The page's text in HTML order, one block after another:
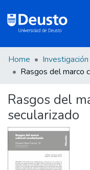
DeustoTeka
Communities
&
Collections
All of DSpace
Home Investigación
Rasgos del
secularizado